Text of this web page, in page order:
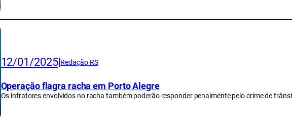
12/01/2025|Redação RS
Operação flagra racha em Porto Alegre
Os infratores envolvidos no racha também poderão responder penalmente pelo crime de